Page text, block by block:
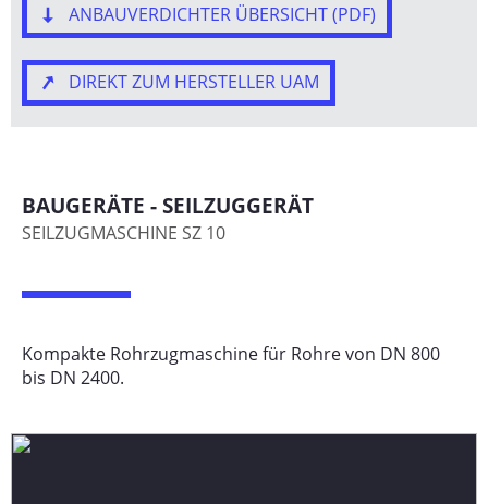
ANBAUVERDICHTER ÜBERSICHT (PDF)
DIREKT ZUM HERSTELLER UAM
BAUGERÄTE - SEILZUGGERÄT
SEILZUGMASCHINE SZ 10
Kompakte Rohrzugmaschine für Rohre von DN 800
bis DN 2400.